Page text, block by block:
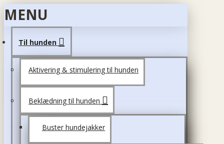
MENU
Til hunden
Aktivering & stimulering til hunden
Beklædning til hunden
Buster hundejakker